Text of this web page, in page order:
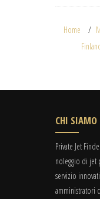
Home
CHI SIAMO
Private Jet
noleggio di jet
servizio
amministratori